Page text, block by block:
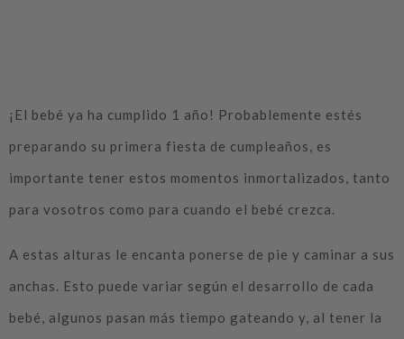
¡El bebé ya ha cumplido 1 año! Probablemente estés
preparando su primera fiesta de cumpleaños, es
importante tener estos momentos inmortalizados, tanto
para vosotros como para cuando el bebé crezca.
A estas alturas le encanta ponerse de pie y caminar a sus
anchas. Esto puede variar según el desarrollo de cada
bebé, algunos pasan más tiempo gateando y, al tener la